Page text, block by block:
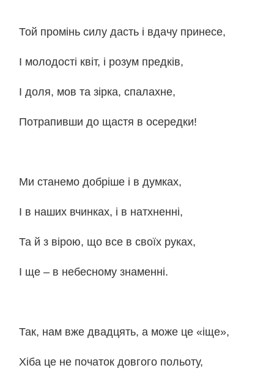
Той промінь силу дасть і вдачу принесе,
І молодості квіт, і розум предків,
І доля, мов та зірка, спалахне,
Потрапивши до щастя в осередки!
Ми станемо добріше і в думках,
І в наших вчинках, і в натхненні,
Та й з вірою, що все в своїх руках,
І ще – в небесному знаменні.
Так, нам вже двадцять, а може це «іще»,
Хіба це не початок довгого польоту,